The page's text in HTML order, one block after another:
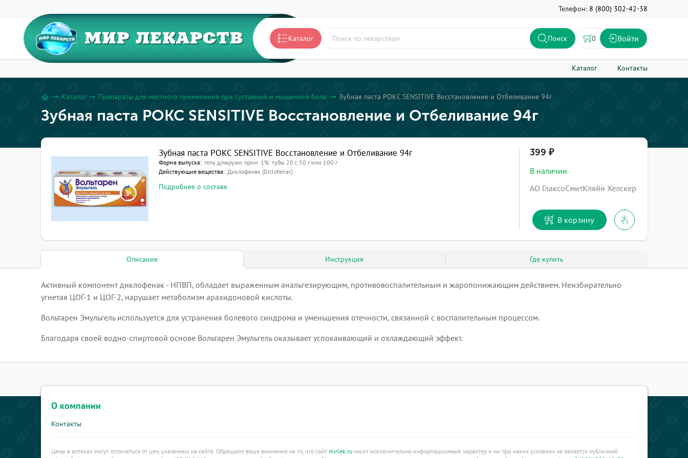
Телефон: 8 (800) 302-42-38
МИР ЛЕКАРСТВ Каталог Поиск 0 Войти
Каталог Контакты
home arrow_right_alt Каталог arrow_right_alt Препараты для местного применения при суставной и мышечной боли arrow_right_alt Зубная паста РОКС SENSITIVE Восстановление и Отбеливание 94г
Зубная паста РОКС SENSITIVE Восстановление и Отбеливание 94г
Зубная паста РОКС SENSITIVE Восстановление и Отбеливание 94г
Форма выпуска: гель д/наружн. прим. 1%: тубы 20 г, 50 г или 100 г
Действующие вещества: Диклофенак (Diclofenac)
Подробнее о составе
399
В наличии
АО ГлаксоСмитКляйн Хелскер
В корзину
Описание Инструкция Где купить
Активный компонент диклофенак - НПВП, обладает выраженным анальгезирующим, противовоспалительным и жаропонижающим действием. Неизбирательно
угнетая ЦОГ-1 и ЦОГ-2, нарушает метаболизм арахидоновой кислоты.
Вольтарен Эмульгель используется для устранения болевого синдрома и уменьшения отечности, связанной с воспалительным процессом.
Благодаря своей водно-спиртовой основе Вольтарен Эмульгель оказывает успокаивающий и охлаждающий эффект.
О компании
Контакты
Цены в аптеках могут отличаться от цен, указанных на сайте. Обращаем ваше внимание на то, что сайт mirlek.ruносит исключительно информационный характер и ни при каких условиях не является публичной